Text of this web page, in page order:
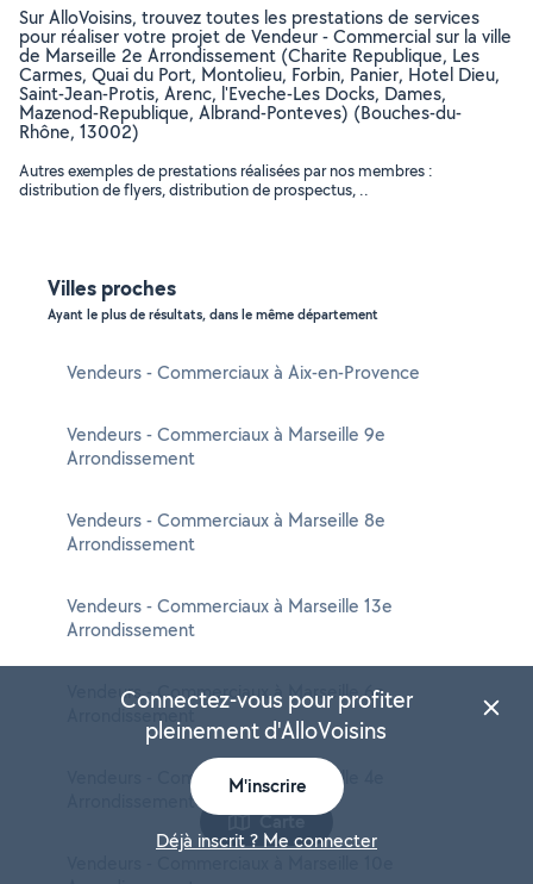
Sur AlloVoisins, trouvez toutes les prestations de services
pour réaliser votre projet de Vendeur - Commercial sur la ville
de Marseille 2e Arrondissement (Charite Republique, Les
Carmes, Quai du Port, Montolieu, Forbin, Panier, Hotel Dieu,
Saint-Jean-Protis, Arenc, l'Eveche-Les Docks, Dames,
Mazenod-Republique, Albrand-Ponteves) (Bouches-du-
Rhône, 13002)
Autres exemples de prestations réalisées par nos membres :
distribution de flyers, distribution de prospectus, ..
Villes proches
Ayant le plus de résultats, dans le même département
Vendeurs - Commerciaux à Aix-en-Provence
Vendeurs - Commerciaux à Marseille 9e
Arrondissement
Vendeurs - Commerciaux à Marseille 8e
Arrondissement
Vendeurs - Commerciaux à Marseille 13e
Arrondissement
Vendeurs - Commerciaux à Marseille 6e
Arrondissement
Vendeurs - Commerciaux à Marseille 4e
Arrondissement
Carte
Connectez-vous pour profiter
pleinement d'AlloVoisins
M'inscrire
Déjà inscrit ? Me connecter